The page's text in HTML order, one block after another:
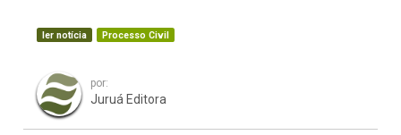
ler notícia Processo Civil
por:
Juruá Editora